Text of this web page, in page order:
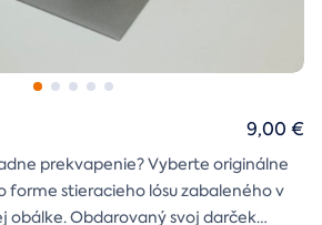
prekvapenie? Vyberte originálne
forme stieracieho lósu zabaleného v
obálke. Obdarovaný svoj darček
9,00 €